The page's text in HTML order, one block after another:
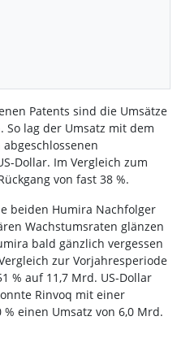
Patents sind die Umsätze
lag der Umsatz mit dem
Dollar. Im Vergleich zum
von fast 38 %.
beiden Humira Nachfolger
Wachstumsraten glänzen
bald gänzlich vergessen
zur Vorjahresperiode
% auf 11,7 Mrd. US-Dollar
Rinvoq mit einer
einen Umsatz von 6,0 Mrd.